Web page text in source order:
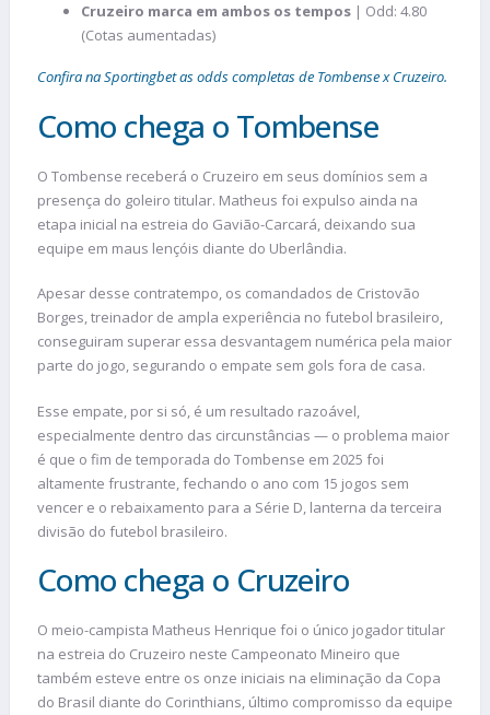
Cruzeiro marca em ambos os tempos | Odd: 4.80
(Cotas aumentadas)
Confira na Sportingbet as odds completas de Tombense x Cruzeiro.
Como chega o Tombense
O Tombense receberá o Cruzeiro em seus domínios sem a
presença do goleiro titular. Matheus foi expulso ainda na
etapa inicial na estreia do Gavião-Carcará, deixando sua
equipe em maus lençóis diante do Uberlândia.
Apesar desse contratempo, os comandados de Cristovão
Borges, treinador de ampla experiência no futebol brasileiro,
conseguiram superar essa desvantagem numérica pela maior
parte do jogo, segurando o empate sem gols fora de casa.
Esse empate, por si só, é um resultado razoável,
especialmente dentro das circunstâncias — o problema maior
é que o fim de temporada do Tombense em 2025 foi
altamente frustrante, fechando o ano com 15 jogos sem
vencer e o rebaixamento para a Série D, lanterna da terceira
divisão do futebol brasileiro.
Como chega o Cruzeiro
O meio-campista Matheus Henrique foi o único jogador titular
na estreia do Cruzeiro neste Campeonato Mineiro que
também esteve entre os onze iniciais na eliminação da Copa
do Brasil diante do Corinthians, último compromisso da equipe